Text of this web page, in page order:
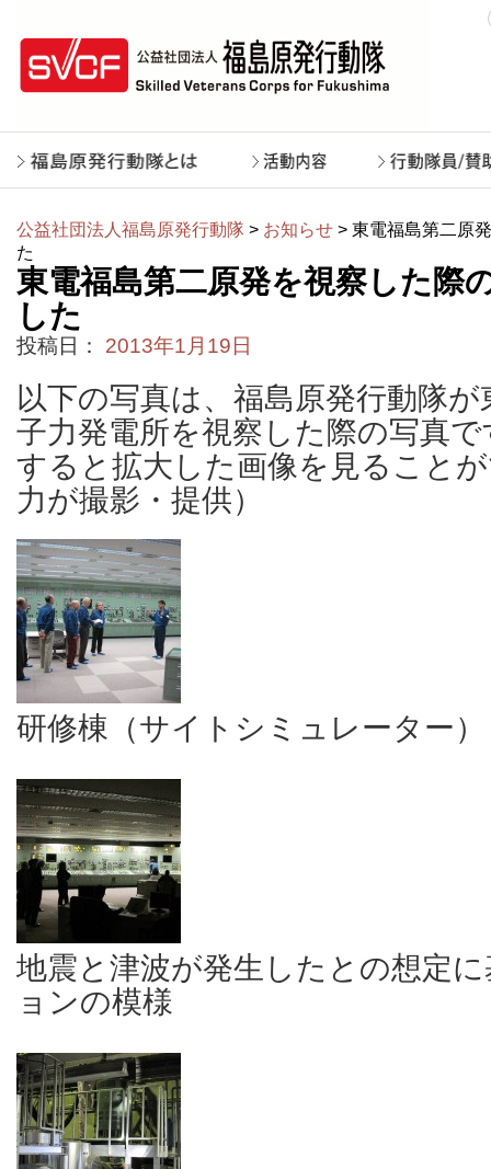
公益社団法人福島原発行動隊 > お知らせ > 東電福島第二原
た
東電福島第二原発を視察した際
した
投稿日： 2013年1月19日
以下の写真は、福島原発行動隊
子力発電所を視察した際の写真
すると拡大した画像を見ること
力が撮影・提供）
研修棟（サイトシミュレーター）
地震と津波が発生したとの想定
ョンの模様